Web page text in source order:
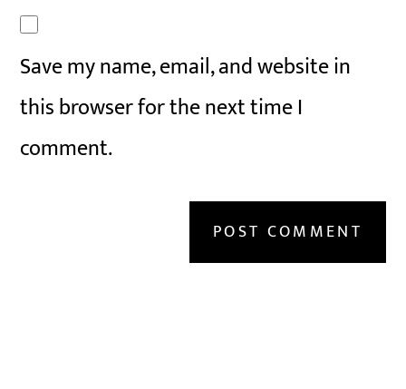
Save my name, email, and website in
this browser for the next time I
comment.